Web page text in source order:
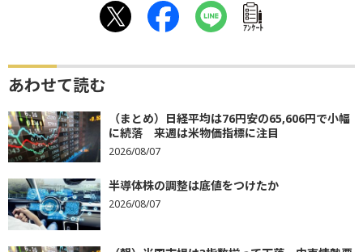
ｱﾝｹｰﾄ
あわせて読む
（まとめ）日経平均は76円安の65,606円で小幅
に続落 来週は米物価指標に注目
2026/08/07
半導体株の調整は底値をつけたか
2026/08/07